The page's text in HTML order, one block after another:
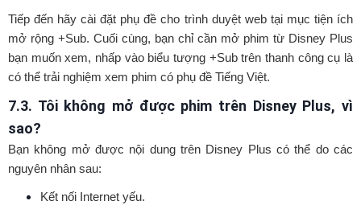
Tiếp đến hãy cài đặt phụ đề cho trình duyệt web tại mục tiện ích
mở rộng +Sub. Cuối cùng, bạn chỉ cần mở phim từ Disney Plus
bạn muốn xem, nhấp vào biểu tượng +Sub trên thanh công cụ là
có thể trải nghiệm xem phim có phụ đề Tiếng Việt.
7.3. Tôi không mở được phim trên Disney Plus, vì
sao?
Bạn không mở được nội dung trên Disney Plus có thể do các
nguyên nhân sau:
Kết nối Internet yếu.